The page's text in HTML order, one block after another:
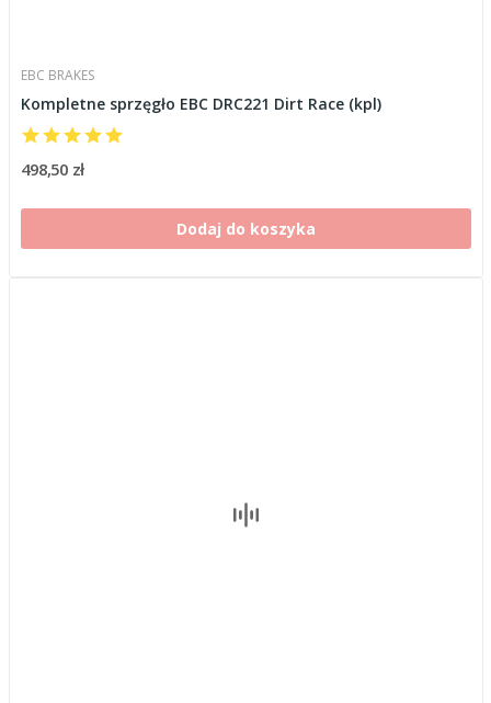
EBC BRAKES
Kompletne sprzęgło EBC DRC221 Dirt Race (kpl)
498,50 zł
Dodaj do koszyka